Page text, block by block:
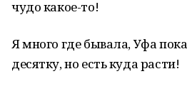
чудо какое-то!
Я много где бывала, Уфа
десятку, но есть куда расти!